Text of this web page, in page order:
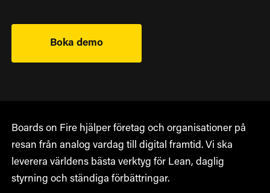
Boka demo
Boards on Fire hjälper företag och organisationer på
resan från analog vardag till digital framtid. Vi ska
leverera världens bästa verktyg för Lean, daglig
styrning och ständiga förbättringar.